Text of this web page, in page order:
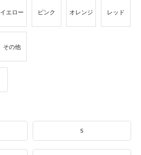
イエロー ピンク オレンジ レッド
その他
S